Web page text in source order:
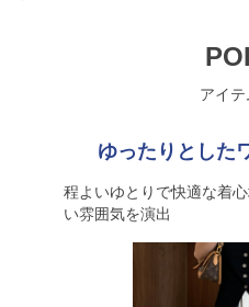
アイ
ゆったりとした
程よいゆとりで快適な着
い雰囲気を演出